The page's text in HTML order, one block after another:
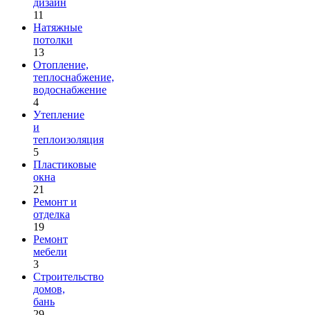
11
Натяжные
потолки
13
Отопление,
теплоснабжение,
водоснабжение
4
Утепление
и
теплоизоляция
5
Пластиковые
окна
21
Ремонт и
отделка
19
Ремонт
мебели
3
Строительство
домов,
бань